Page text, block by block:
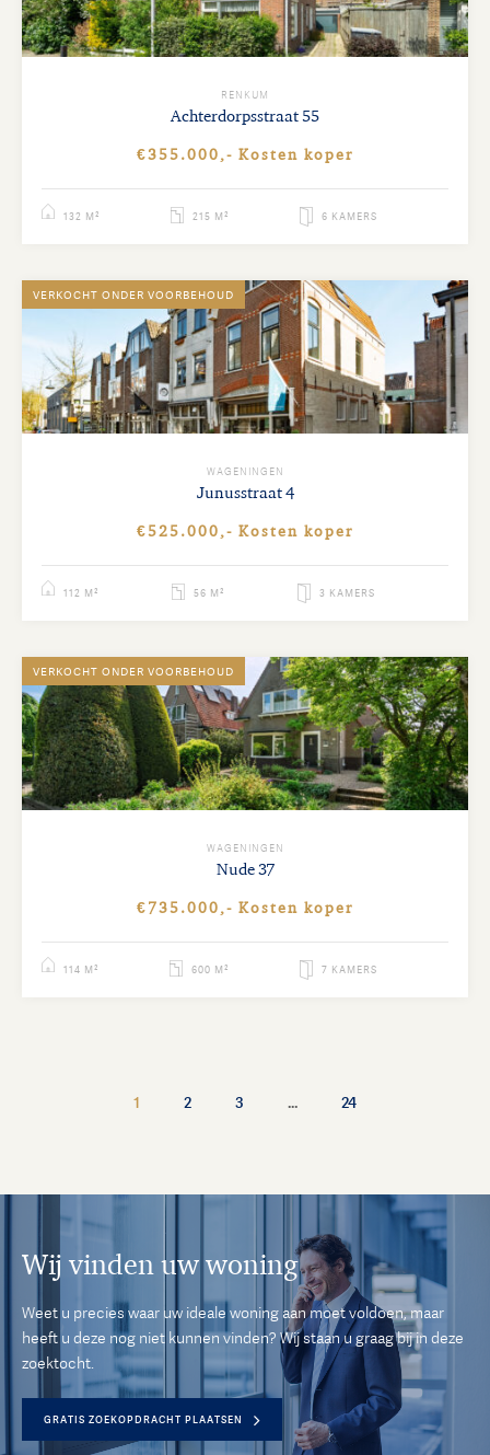
RENKUM
Achterdorpsstraat55
€355.000,- Kosten koper
132 M² 215 M² 6 KAMERS
VERKOCHT ONDER VOORBEHOUD
WAGENINGEN
Junusstraat4
€525.000,- Kosten koper
112 M² 56 M² 3 KAMERS
VERKOCHT ONDER VOORBEHOUD
WAGENINGEN
Nude37
€735.000,- Kosten koper
114 M² 600 M² 7 KAMERS
1 2 3 … 24
Wij vinden uw woning
Weet u precies waar uw ideale woning aan moet voldoen, maar
heeft u deze nog niet kunnen vinden? Wij staan u graag bij in deze
zoektocht.
GRATIS ZOEKOPDRACHT PLAATSEN